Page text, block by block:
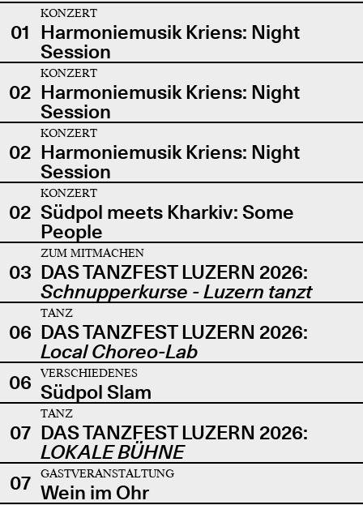
01
KONZERT
Harmoniemusik Kriens: Night
Session
02
KONZERT
Harmoniemusik Kriens: Night
Session
02
KONZERT
Harmoniemusik Kriens: Night
Session
02
KONZERT
Südpol meets Kharkiv: Some
People
03
ZUM MITMACHEN
DAS TANZFEST LUZERN 2026:
Schnupperkurse - Luzern tanzt
06
TANZ
DAS TANZFEST LUZERN 2026:
Local Choreo-Lab
06
VERSCHIEDENES
Südpol Slam
07
TANZ
DAS TANZFEST LUZERN 2026:
LOKALE BÜHNE
07
GASTVERANSTALTUNG
Wein im Ohr